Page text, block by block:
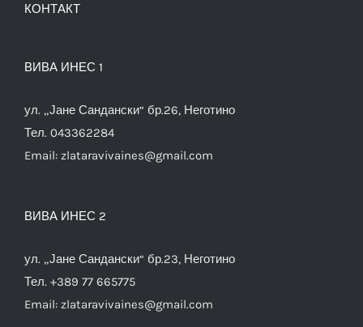
КОНТАКТ
ВИВА ИНЕС 1
ул. „Јане Сандански“ бр.26, Неготино
Тел. 043362284
Email: zlataravivaines@gmail.com
ВИВА ИНЕС 2
ул. „Јане Сандански“ бр.23, Неготино
Тел. +389 77 665775
Email: zlataravivaines@gmail.com